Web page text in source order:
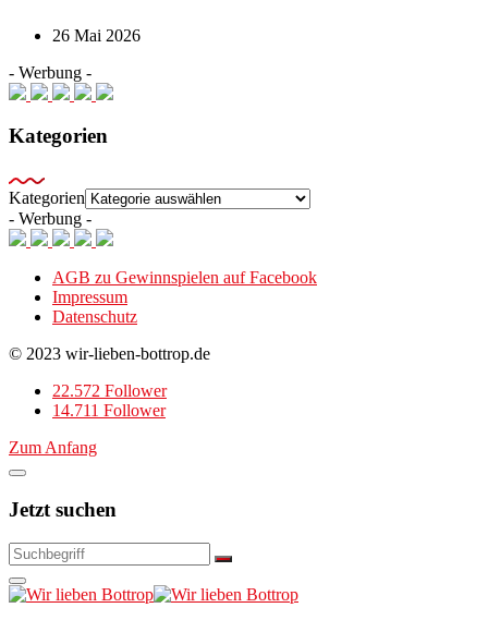
26 Mai 2026
- Werbung -
Kategorien
Kategorien
- Werbung -
AGB zu Gewinnspielen auf Facebook
Impressum
Datenschutz
© 2023 wir-lieben-bottrop.de
22.572 Follower
14.711 Follower
Zum Anfang
Jetzt suchen